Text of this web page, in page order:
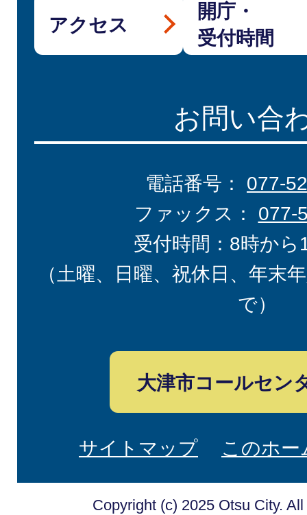
アクセス
開庁・
受付時間
お問い合
電話番号： 077-
ファックス： 077-
受付時間：8時から
（土曜、日曜、祝休日、年末
で）
大津市コールセン
サイトマップ このホ
Copyright (c) 2025 Otsu City.